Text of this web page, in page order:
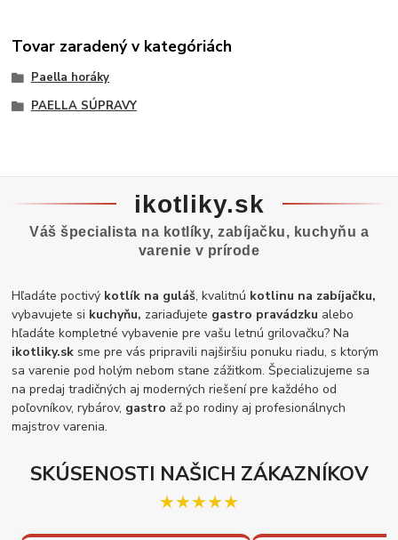
Tovar zaradený v kategóriách
Paella horáky
PAELLA SÚPRAVY
ikotliky.sk
Váš špecialista na kotlíky, zabíjačku, kuchyňu a
varenie v prírode
Hľadáte poctivý kotlík na guláš, kvalitnú kotlinu na zabíjačku,
vybavujete si kuchyňu, zariaďujete gastro pravádzku alebo
hľadáte kompletné vybavenie pre vašu letnú grilovačku? Na
ikotliky.sk sme pre vás pripravili najširšiu ponuku riadu, s ktorým
sa varenie pod holým nebom stane zážitkom. Špecializujeme sa
na predaj tradičných aj moderných riešení pre každého od
poľovníkov, rybárov, gastro až po rodiny aj profesionálnych
majstrov varenia.
SKÚSENOSTI NAŠICH ZÁKAZNÍKOV
★★★★★